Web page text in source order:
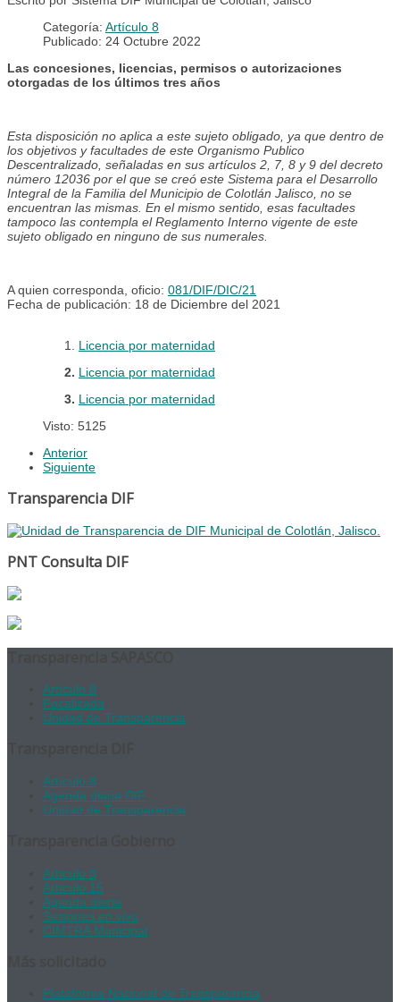
Categoría: Artículo 8
Publicado: 24 Octubre 2022
Las concesiones, licencias, permisos o autorizaciones
otorgadas de los últimos tres años
Esta disposición no aplica a este sujeto obligado, ya que dentro de
los objetivos y facultades de este Organismo Publico
Descentralizado, señaladas en sus artículos 2, 7, 8 y 9 del decreto
número 12036 por el que se creó este Sistema para el Desarrollo
Integral de la Familia del Municipio de Colotlán Jalisco, no se
encuentran las mismas. En el mismo sentido, esas facultades
tampoco las contempla el Reglamento Interno vigente de este
sujeto obligado en ninguno de sus numerales.
A quien corresponda, oficio: 081/DIF/DIC/21
Fecha de publicación: 18 de Diciembre del 2021
1. Licencia por maternidad
2. Licencia por maternidad
3. Licencia por maternidad
Visto: 5125
Anterior
Siguiente
Transparencia DIF
PNT Consulta DIF
Artículo 8
Focalizada
Unidad de Transparencia
Artículo 8
Agenda diaria DIF
Unidad de Transparencia
Artículo 8
Artículo 15
Agenda diaria
Sesiones en vivo
CIMTRA Municipal
Plataforma Nacional de Transparencia